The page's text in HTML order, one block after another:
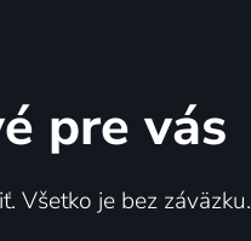
pre vás
Všetko je bez záväzku.